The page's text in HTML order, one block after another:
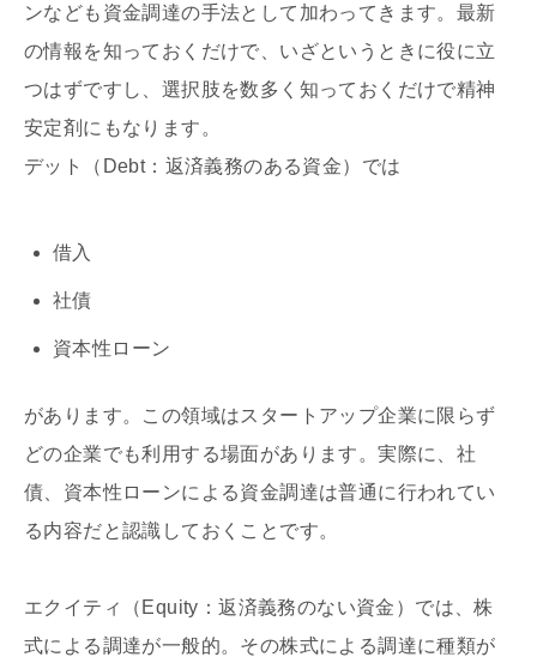
ンなども資金調達の手法として加わってきます。最新
の情報を知っておくだけで、いざというときに役に立
つはずですし、選択肢を数多く知っておくだけで精神
安定剤にもなります。
デット（Debt：返済義務のある資金）では
借入
社債
資本性ローン
があります。この領域はスタートアップ企業に限らず
どの企業でも利用する場面があります。実際に、社
債、資本性ローンによる資金調達は普通に行われてい
る内容だと認識しておくことです。
エクイティ（Equity：返済義務のない資金）では、株
式による調達が一般的。その株式による調達に種類が